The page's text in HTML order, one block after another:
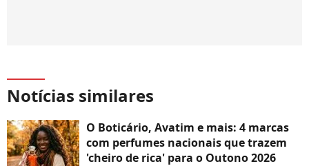
Notícias similares
O Boticário, Avatim e mais: 4 marcas
com perfumes nacionais que trazem
'cheiro de rica' para o Outono 2026